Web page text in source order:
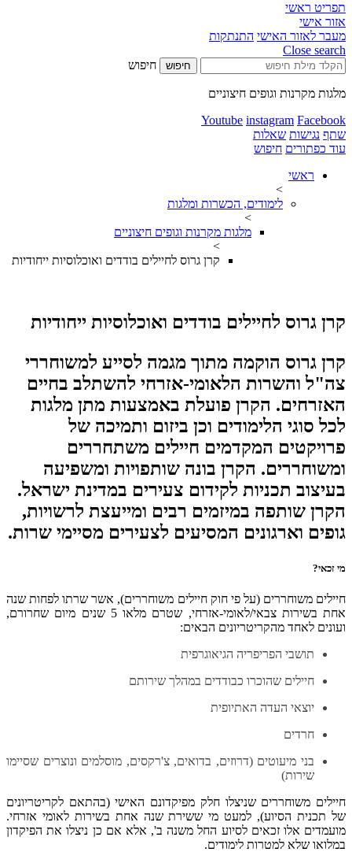
תפריט ראשי
אזור אישי
מעבר לאזור האישי התנתקות
Close search
חיפוש חיפוש
מלגות מקרנות וגופים חיצוניים
Youtube instagram Facebook
שתף נגישות שאלות
עוד כפתורים חיפוש
ראשי
>
לימודים, הכשרות ומלגות
>
מלגות מקרנות וגופים חיצוניים
>
קרן גרוס לחיילים בודדים ואוכלוסיות ייחודיות
קרן גרוס לחיילים בודדים ואוכלוסיות ייחודיות
​קרן גרוס הוקמה מתוך מגמה לסייע למשוחררי
צה"ל והשרות הלאומי-אזרחי להשתלב בחיים
האזרחים. הקרן פועלת באמצעות מתן מלגות
לכל סוגי הלימודים וכן ביזום ותמיכה של
פרויקטים המקדמים חיילים משתחררים
ומשוחררים. הקרן בונה שותפויות ומשפיעה
בעיצוב תכניות לקידום צעירים במדינת ישראל.
הקרן שותפה במיזמים רבים ומייעצת לרשויות,
גופים וארגונים המסיעים לצעירים מסיימי שרות.
מי זכאי?
חיילים משוחררים (על פי חוק חיילים משוחררים), אשר שרתו לפחות שנה
אחת בשירות צבאי/לאומי-אזרחי, שטרם מלאו 5 שנים מיום שחרורם,
ועונים לאחד מהקריטריונים הבאים:
תושבי הפריפריה הגיאוגרפית
חיילים שהוכרו כבודדים במהלך שירותם
יוצאי העדה האתיופית
חרדים
בני מיעוטים (דרוזים, בדואים, צ'רקסים, מוסלמים ונוצרים שסיימו
שירות)
חיילים משוחררים שניצלו חלק מפיקדונם האישי (בהתאם לקריטריונים
של תכנית הסיוע), למעט מי ששירת שנה אחת בשירות לאומי אזרחי.
מועמדים אלו זכאים לסיוע החל משנה ב', אלא אם כן ניצלו את הפיקדון
במלואו שלא למטרות לימודים.